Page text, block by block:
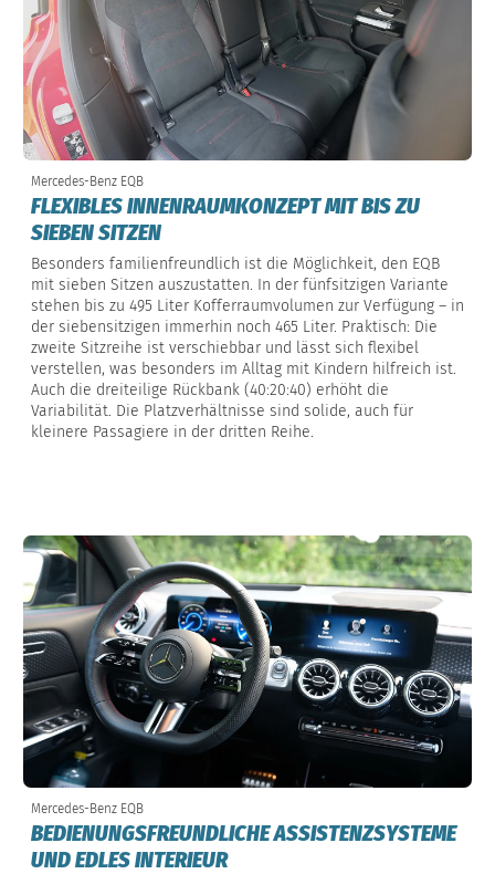
Mercedes-Benz EQB
FLEXIBLES INNENRAUMKONZEPT MIT BIS ZU
SIEBEN SITZEN
Besonders familienfreundlich ist die Möglichkeit, den EQB
mit sieben Sitzen auszustatten. In der fünfsitzigen Variante
stehen bis zu 495 Liter Kofferraumvolumen zur Verfügung – in
der siebensitzigen immerhin noch 465 Liter. Praktisch: Die
zweite Sitzreihe ist verschiebbar und lässt sich flexibel
verstellen, was besonders im Alltag mit Kindern hilfreich ist.
Auch die dreiteilige Rückbank (40:20:40) erhöht die
Variabilität. Die Platzverhältnisse sind solide, auch für
kleinere Passagiere in der dritten Reihe.
Mercedes-Benz EQB
BEDIENUNGSFREUNDLICHE ASSISTENZSYSTEME
UND EDLES INTERIEUR